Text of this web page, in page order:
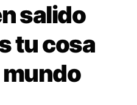
salido
tu cosa